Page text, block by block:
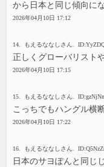
から日本と同じ傾向に
2026年04月10日 17:12
14. もえるななしさん.
正しくグローバリスト
2026年04月10日 17:15
15. もえるななしさん.
こっちでもハングル横
2026年04月10日 17:22
16. もえるななしさん.
日本のサヨぽんと同じ